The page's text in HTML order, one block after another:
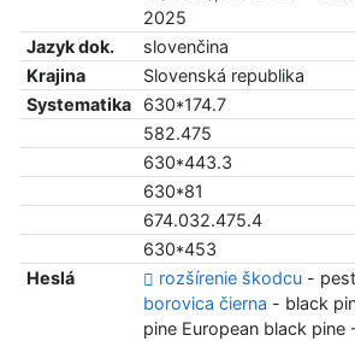
2025
Jazyk dok.
slovenčina
Krajina
Slovenská republika
Systematika
630*174.7
582.475
630*443.3
630*81
674.032.475.4
630*453
Heslá
rozšírenie škodcu-
borovica čierna - black
pine European black pine